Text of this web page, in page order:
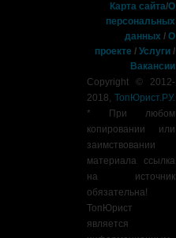
Карта сайта/О
персональных
данных /О
проекте /Услуги /
Вакансии
Copyright © 2012-
2018,ТопЮрист.РУ.
* При любом
копировании или
заимствовании
материала ссылка
на источник
обязательна!
ТопЮрист
является